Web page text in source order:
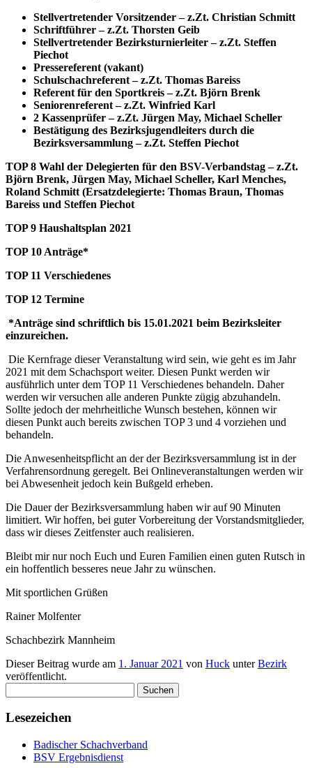
Stellvertretender Vorsitzender – z.Zt. Christian Schmitt
Schriftführer – z.Zt. Thorsten Geib
Stellvertretender Bezirksturnierleiter – z.Zt. Steffen
Piechot
Pressereferent (vakant)
Schulschachreferent – z.Zt. Thomas Bareiss
Referent für den Sportkreis – z.Zt. Björn Brenk
Seniorenreferent – z.Zt. Winfried Karl
2 Kassenprüfer – z.Zt. Jürgen May, Michael Scheller
Bestätigung des Bezirksjugendleiters durch die
Bezirksversammlung – z.Zt. Steffen Piechot
TOP 8 Wahl der Delegierten für den BSV-Verbandstag – z.Zt.
Björn Brenk, Jürgen May, Michael Scheller, Karl Menches,
Roland Schmitt (Ersatzdelegierte: Thomas Braun, Thomas
Bareiss und Steffen Piechot
TOP 9 Haushaltsplan 2021
TOP 10 Anträge*
TOP 11 Verschiedenes
TOP 12 Termine
*Anträge sind schriftlich bis 15.01.2021 beim Bezirksleiter
einzureichen.
Die Kernfrage dieser Veranstaltung wird sein, wie geht es im Jahr
2021 mit dem Schachsport weiter. Diesen Punkt werden wir
ausführlich unter dem TOP 11 Verschiedenes behandeln. Daher
werden wir versuchen alle anderen Punkte zügig abzuhandeln.
Sollte jedoch der mehrheitliche Wunsch bestehen, können wir
diesen Punkt auch bereits zwischen TOP 3 und 4 vorziehen und
behandeln.
Die Anwesenheitspflicht an der der Bezirksversammlung ist in der
Verfahrensordnung geregelt. Bei Onlineveranstaltungen werden wir
bei Abwesenheit jedoch kein Bußgeld erheben.
Die Dauer der Bezirksversammlung haben wir auf 90 Minuten
limitiert. Wir hoffen, bei guter Vorbereitung der Vorstandsmitglieder,
dass wir dieses Zeitfenster auch realisieren.
Bleibt mir nur noch Euch und Euren Familien einen guten Rutsch in
ein hoffentlich besseres neue Jahr zu wünschen.
Mit sportlichen Grüßen
Rainer Molfenter
Schachbezirk Mannheim
Dieser Beitrag wurde am 1. Januar 2021 von Huck unterBezirk
veröffentlicht.
nach:
Lesezeichen
Badischer Schachverband
BSV Ergebnisdienst